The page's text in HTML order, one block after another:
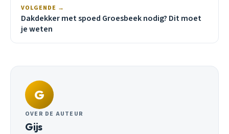
VOLGENDE →
Dakdekker met spoed Groesbeek nodig? Dit moet
je weten
G
OVER DE AUTEUR
Gijs